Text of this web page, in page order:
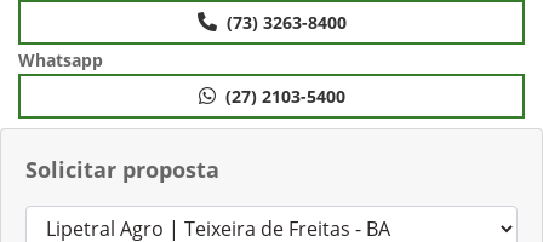
Solicitar proposta
(73) 3263-8400
Whatsapp
(27) 2103-5400